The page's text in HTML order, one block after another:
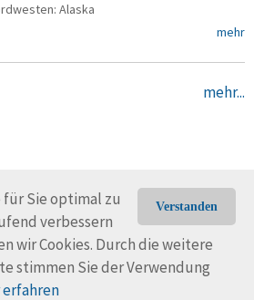
Verstanden
für Sie optimal zu
verbessern
wir Cookies. Durch die weitere
stimmen Sie der Verwendung
erfahren
Alaska
mehr
mehr...
2010-2026 Impressum
Rechtliche Hinweise